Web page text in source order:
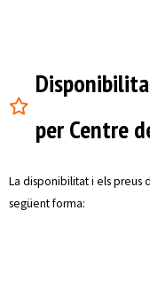
per Centre
La disponibilitat i els preus
següent forma: